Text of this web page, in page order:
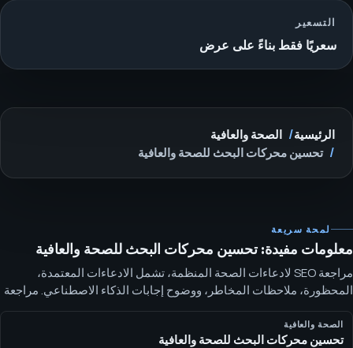
التسعير
سعريًا فقط بناءً على عرض
الرئيسية
الصحة والعافية
تحسين محركات البحث للصحة والعافية
لمحة سريعة
معلومات مفيدة: تحسين محركات البحث للصحة والعافية
مراجعة SEO لادعاءات الصحة المنظمة، تشمل الادعاءات المعتمدة،
المحظورة، ملاحظات المخاطر، ووضوح إجابات الذكاء الاصطناعي. مراجعة
ادعاءات منظمة تحافظ على ربط SEO الصحي بالحقائق المعتمدة، حدود
واضحة، وقرارات نشر حساسة للامتثال.
الصحة والعافية
تحسين محركات البحث للصحة والعافية